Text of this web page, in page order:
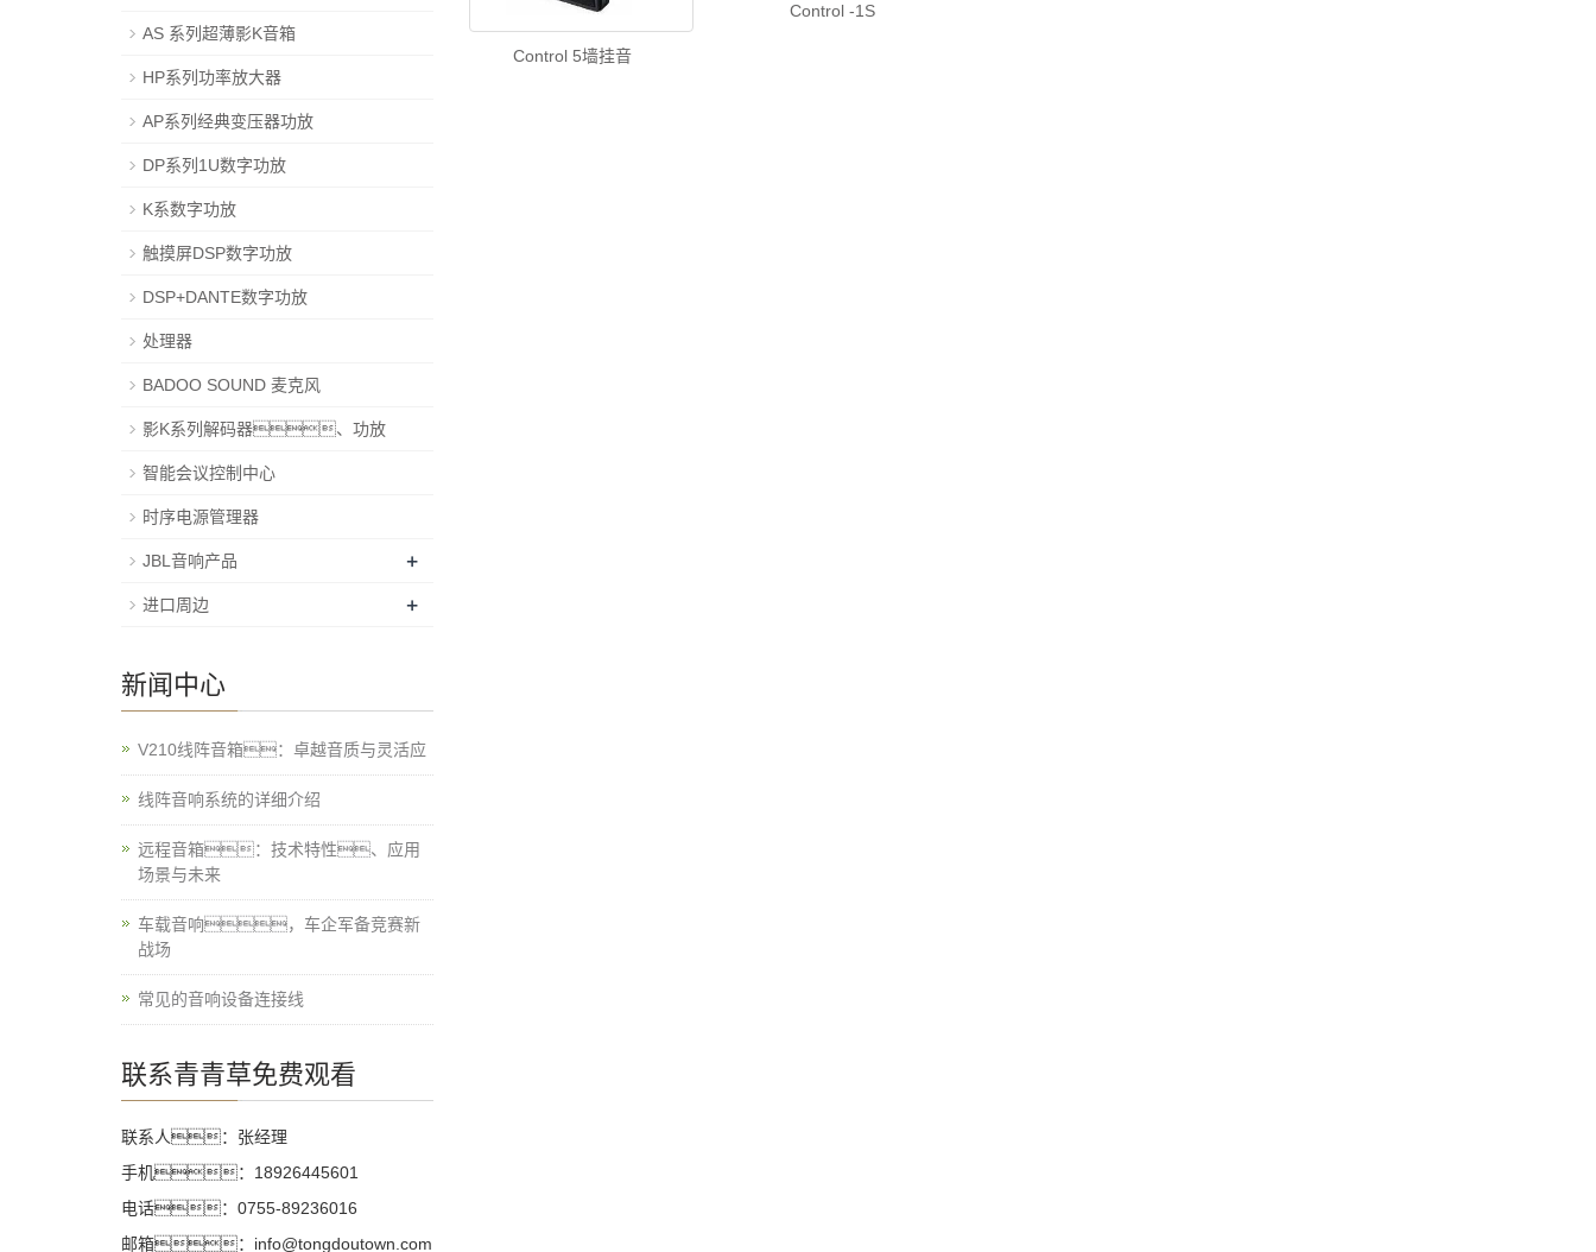
Control 5墙挂音
Control -1S
AS 系列超薄影K音箱
HP系列功率放大器
AP系列经典变压器功放
DP系列1U数字功放
K系数字功放
触摸屏DSP数字功放
DSP+DANTE数字功放
处理器
BADOO SOUND 麦克风
影K系列解码器、功放
智能会议控制中心
时序电源管理器
JBL音响产品 +
进口周边 +
新闻中心
V210线阵音箱：卓越音质与灵活应
线阵音响系统的详细介绍
远程音箱：技术特性、应用
场景与未来
车载音响，车企军备竞赛新
战场
常见的音响设备连接线
联系青青草免费观看
联系人：张经理
手机：18926445601
电话：0755-89236016
邮箱：info@tongdoutown.com